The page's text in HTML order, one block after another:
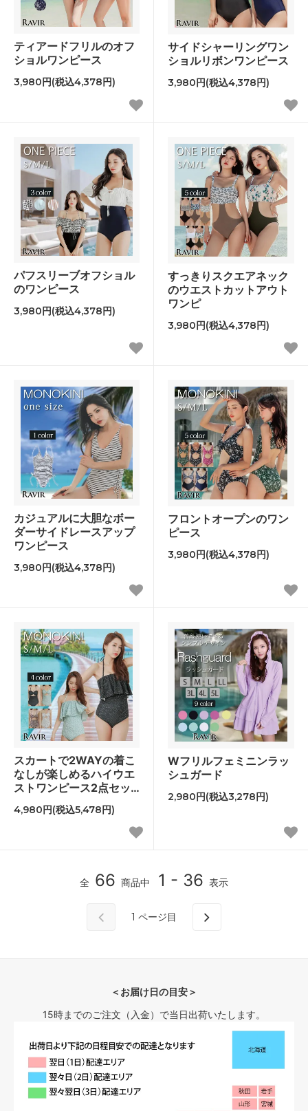
ティアードフリルのオフ
ショルワンピース
3,980円(税込4,378円)
サイドシャーリングワン
ショルリボンワンピース
3,980円(税込4,378円)
パフスリーブオフショル
のワンピース
3,980円(税込4,378円)
すっきりスクエアネック
のウエストカットアウト
ワンピ
3,980円(税込4,378円)
カジュアルに大胆なボー
ダーサイドレースアップ
ワンピース
3,980円(税込4,378円)
フロントオープンのワン
ピース
3,980円(税込4,378円)
スカートで2WAYの着こ
なしが楽しめるハイウエ
ストワンピース2点セッ
4,980円(税込5,478円)
Wフリルフェミニンラッ
シュガード
2,980円(税込3,278円)
全 66 商品中 1 - 36 表示
1 ページ目
＜お届け日の目安＞
15時までのご注文（入金）で当日出荷いたします。